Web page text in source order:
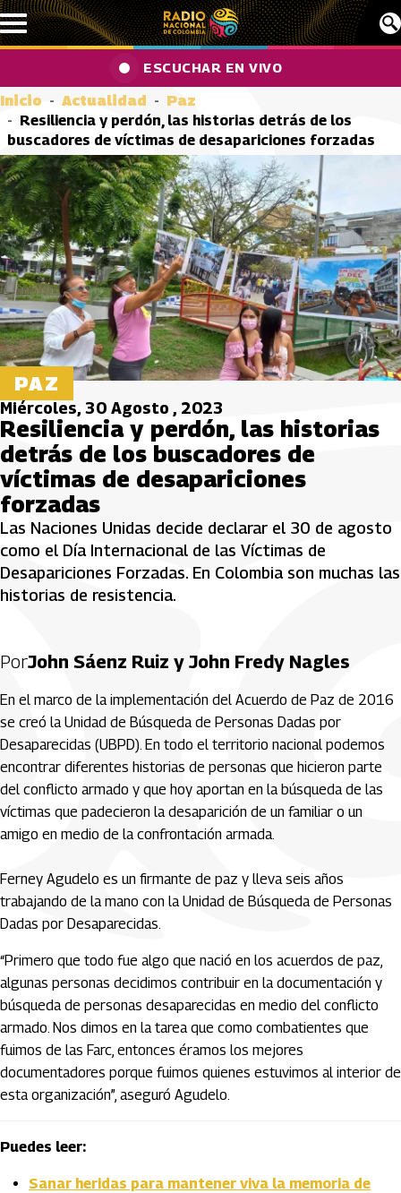
Pasar al contenido principal
ESCUCHAR EN VIVO
Inicio Actualidad
Paz
Resiliencia y perdón, las historias detrás de los
buscadores de víctimas de desapariciones forzadas
PAZ
Miércoles, 30 Agosto , 2023
Resiliencia y perdón, las historias
detrás de los buscadores de
víctimas de desapariciones
forzadas
Las Naciones Unidas decide declarar el 30 de agosto
como el Día Internacional de las Víctimas de
Desapariciones Forzadas. En Colombia son muchas las
historias de resistencia.
PorJohn Sáenz Ruiz y John Fredy Nagles
En el marco de la implementación del Acuerdo de Paz de 2016
se creó la Unidad de Búsqueda de Personas Dadas por
Desaparecidas (UBPD). En todo el territorio nacional podemos
encontrar diferentes historias de personas que hicieron parte
del conflicto armado y que hoy aportan en la búsqueda de las
víctimas que padecieron la desaparición de un familiar o un
amigo en medio de la confrontación armada.
Ferney Agudelo es un firmante de paz y lleva seis años
trabajando de la mano con la Unidad de Búsqueda de Personas
Dadas por Desaparecidas.
“Primero que todo fue algo que nació en los acuerdos de paz,
algunas personas decidimos contribuir en la documentación y
búsqueda de personas desaparecidas en medio del conflicto
armado. Nos dimos en la tarea que como combatientes que
fuimos de las Farc, entonces éramos los mejores
documentadores porque fuimos quienes estuvimos al interior de
esta organización”, aseguró Agudelo.
Puedes leer:
Sanar heridas para mantener viva la memoria de